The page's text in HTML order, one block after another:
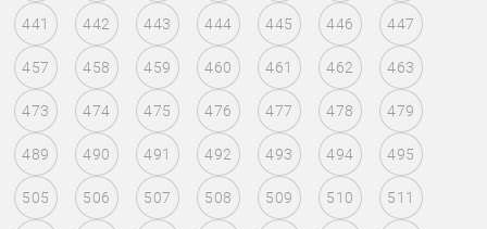
441 442 443 444 445 446 447
457 458 459 460 461 462 463
473 474 475 476 477 478 479
489 490 491 492 493 494 495
505 506 507 508 509 510 511